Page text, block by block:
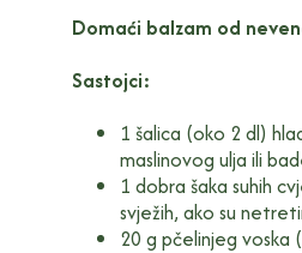
Domaći balzam od
Sastojci:
1 šalica (oko 2 dl)
maslinovog ulja ili
1 dobra šaka suhih
svježih, ako su
20 g pčelinjeg voska